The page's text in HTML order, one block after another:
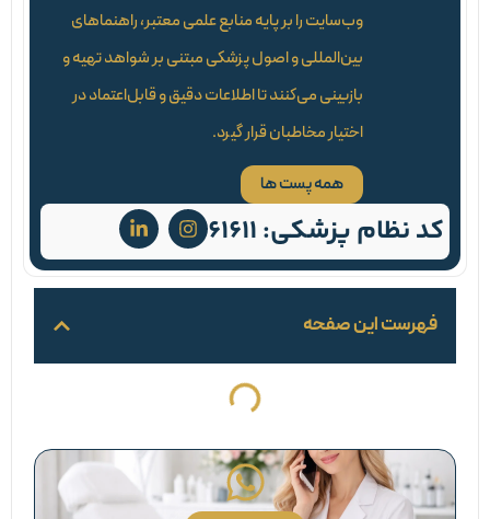
فهرست این صفحه
وب‌سایت را بر پایه منابع علمی معتبر، راهنماهای
بین‌المللی و اصول پزشکی مبتنی بر شواهد تهیه و
بازبینی می‌کنند تا اطلاعات دقیق و قابل‌اعتماد در
اختیار مخاطبان قرار گیرد.
همه پست ها
کد نظام پزشکی: 61611